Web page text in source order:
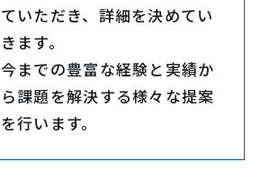
ていただき、詳細を決めてい
きます。
今までの豊富な経験と実績か
ら課題を解決する様々な提案
を行います。